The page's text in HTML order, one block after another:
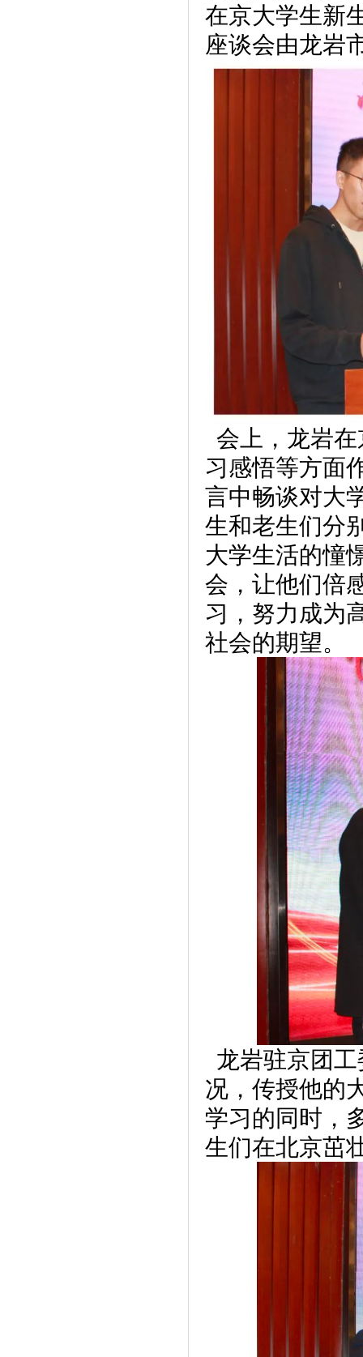
在京大学生新
座谈会由龙岩
会上，龙岩
习感悟等方面
言中畅谈对大
生和老生们分
大学生活的憧
会，让他们倍
习，努力成为
社会的期望。
龙岩驻京团
况，传授他的
学习的同时，
生们在北京茁